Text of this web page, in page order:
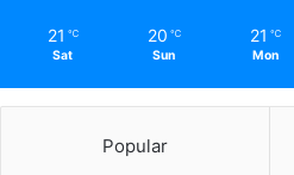
21 ℃
Sat
20 ℃
Sun
21 ℃
Mon
Popular